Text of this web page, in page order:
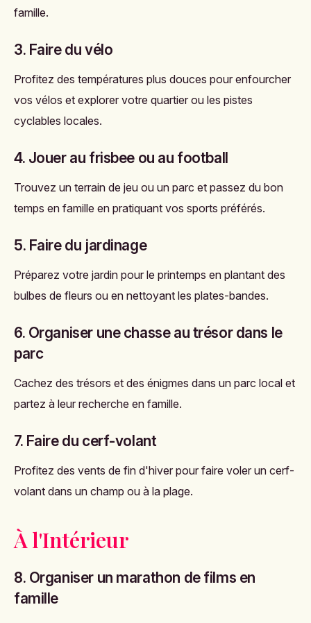
famille.
3. Faire du vélo
Profitez des températures plus douces pour enfourcher
vos vélos et explorer votre quartier ou les pistes
cyclables locales.
4. Jouer au frisbee ou au football
Trouvez un terrain de jeu ou un parc et passez du bon
temps en famille en pratiquant vos sports préférés.
5. Faire du jardinage
Préparez votre jardin pour le printemps en plantant des
bulbes de fleurs ou en nettoyant les plates-bandes.
6. Organiser une chasse au trésor dans le
parc
Cachez des trésors et des énigmes dans un parc local et
partez à leur recherche en famille.
7. Faire du cerf-volant
Profitez des vents de fin d'hiver pour faire voler un cerf-
volant dans un champ ou à la plage.
À l'Intérieur
8. Organiser un marathon de films en
famille